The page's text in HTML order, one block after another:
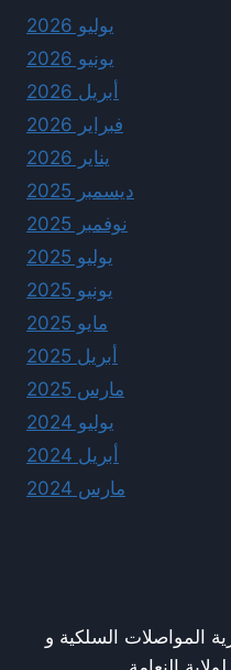
يوليو 2026
يونيو 2026
أبريل 2026
فبراير 2026
يناير 2026
ديسمبر 2025
نوفمبر 2025
يوليو 2025
يونيو 2025
مايو 2025
أبريل 2025
مارس 2025
يوليو 2024
أبريل 2024
مارس 2024
المواصلات السلكية و